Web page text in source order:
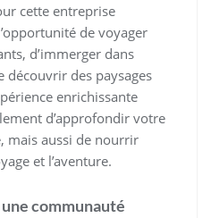
cette entreprise
de voyager
d’immerger dans
découvrir des paysages
enrichissante
d’approfondir votre
mais aussi de nourrir
et l’aventure.
communauté